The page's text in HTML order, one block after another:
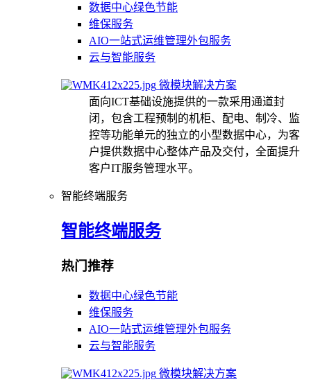
数据中心绿色节能
维保服务
AIO一站式运维管理外包服务
云与智能服务
微模块解决方案
面向ICT基础设施提供的一款采用通道封
闭，包含工程预制的机柜、配电、制冷、监
控等功能单元的独立的小型数据中心，为客
户提供数据中心整体产品及交付，全面提升
客户IT服务管理水平。
智能终端服务
智能终端服务
热门推荐
数据中心绿色节能
维保服务
AIO一站式运维管理外包服务
云与智能服务
微模块解决方案